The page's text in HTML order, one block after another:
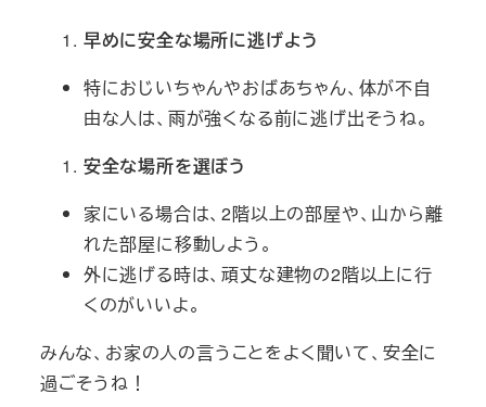
早めに安全な場所に逃げよう
特におじいちゃんやおばあちゃん、体が不自
由な人は、雨が強くなる前に逃げ出そうね。
安全な場所を選ぼう
家にいる場合は、2階以上の部屋や、山から離
れた部屋に移動しよう。
外に逃げる時は、頑丈な建物の2階以上に行
くのがいいよ。
みんな、お家の人の言うことをよく聞いて、安全に
過ごそうね！